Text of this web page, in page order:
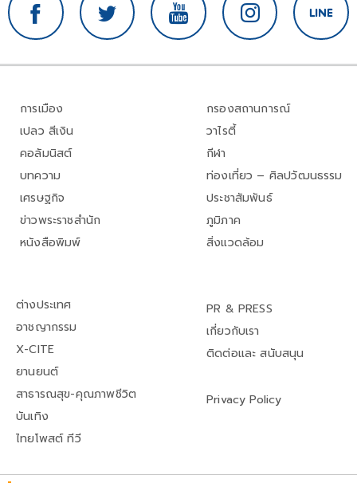
การเมือง
เปลว สีเงิน
คอลัมนิสต์
บทความ
เศรษฐกิจ
ข่าวพระราชสำนัก
หนังสือพิมพ์
กรองสถานการณ์
วาไรตี้
กีฬา
ท่องเที่ยว – ศิลปวัฒนธรรม
ประชาสัมพันธ์
ภูมิภาค
สิ่งแวดล้อม
ต่างประเทศ
อาชญากรรม
X-CITE
ยานยนต์
สาธารณสุข-คุณภาพชีวิต
บันเทิง
ไทยโพสต์ ทีวี
PR & PRESS
เกี่ยวกับเรา
ติดต่อและ สนับสนุน
Privacy Policy